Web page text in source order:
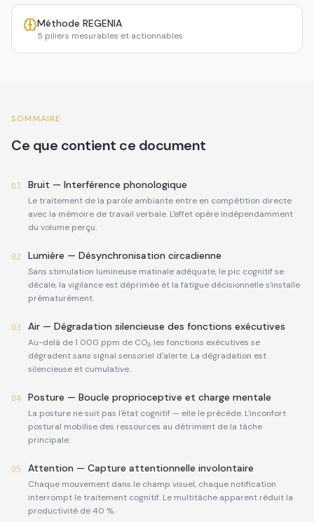
Méthode REGENIA
5 piliers mesurables et actionnables
SOMMAIRE
Ce que contient ce document
01 Bruit — Interférence phonologique
Le traitement de la parole ambiante entre en compétition directe
avec la mémoire de travail verbale. L'effet opère indépendamment
du volume perçu.
02 Lumière — Désynchronisation circadienne
Sans stimulation lumineuse matinale adéquate, le pic cognitif se
décale, la vigilance est déprimée et la fatigue décisionnelle s'installe
prématurément.
03 Air — Dégradation silencieuse des fonctions exécutives
Au-delà de 1 000 ppm de CO₂, les fonctions exécutives se
dégradent sans signal sensoriel d'alerte. La dégradation est
silencieuse et cumulative.
04 Posture — Boucle proprioceptive et charge mentale
La posture ne suit pas l'état cognitif — elle le précède. L'inconfort
postural mobilise des ressources au détriment de la tâche
principale.
05 Attention — Capture attentionnelle involontaire
Chaque mouvement dans le champ visuel, chaque notification
interrompt le traitement cognitif. Le multitâche apparent réduit la
productivité de 40 %.